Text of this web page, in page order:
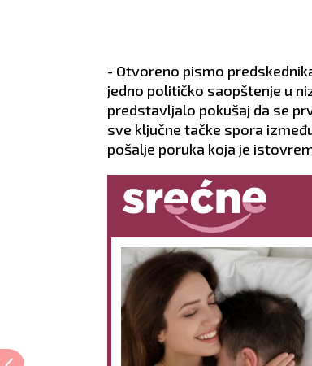
- Otvoreno pismo
jedno političko saopštenje u
predstavljalo pokušaj da se
sve ključne tačke spora
pošalje poruka koja je